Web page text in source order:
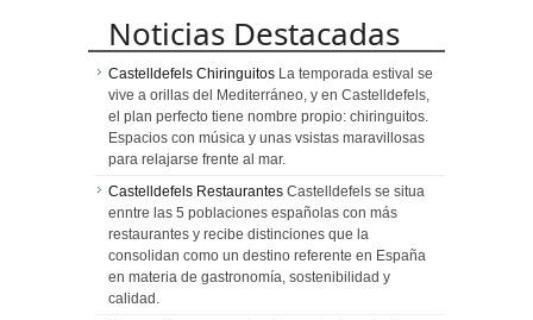
Noticias Destacadas
Castelldefels Chiringuitos La temporada estival se
vive a orillas del Mediterráneo, y en Castelldefels,
el plan perfecto tiene nombre propio: chiringuitos.
Espacios con música y unas vsistas maravillosas
para relajarse frente al mar.
Castelldefels Restaurantes Castelldefels se situa
enntre las 5 poblaciones españolas con más
restaurantes y recibe distinciones que la
consolidan como un destino referente en España
en materia de gastronomía, sostenibilidad y
calidad.